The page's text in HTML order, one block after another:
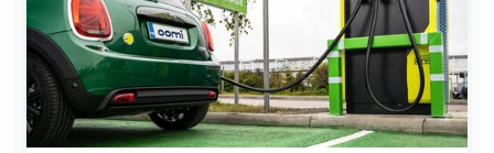
uudelle
aikakaudelle